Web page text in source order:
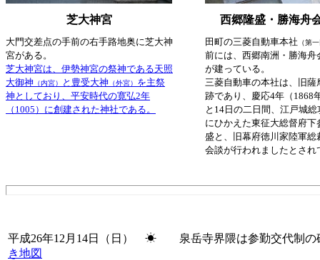
芝大神宮 西郷隆盛・勝海舟
大門交差点の手前の右手路地奥に芝大神
宮がある。
芝大神宮は、伊勢神宮の祭神である天照
大御神 （内宮） と豊受大神 （外宮） を主祭
神としており、平安時代の寛弘2年
（1005）に創建された神社である。
田町の三菱自動車本社 （第
前には、西郷南洲・勝海舟
が建っている。
三菱自動車の本社は、旧薩
跡であり、慶応4年（1868
と14日の二日間、江戸城
にひかえた東征大総督府下
盛と、旧幕府徳川家陸軍総
会談が行われましたとされ
平成26年12月14日（日） ☀ 泉岳寺界隈は参勤交代制
き地図